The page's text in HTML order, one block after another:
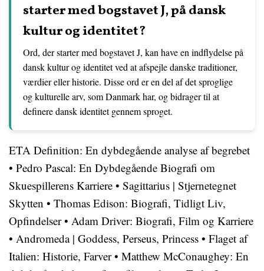
starter med bogstavet J, på dansk
kultur og identitet?
Ord, der starter med bogstavet J, kan have en indflydelse på
dansk kultur og identitet ved at afspejle danske traditioner,
værdier eller historie. Disse ord er en del af det sproglige
og kulturelle arv, som Danmark har, og bidrager til at
definere dansk identitet gennem sproget.
ETA Definition: En dybdegående analyse af begrebet
• Pedro Pascal: En Dybdegående Biografi om
Skuespillerens Karriere • Sagittarius | Stjernetegnet
Skytten • Thomas Edison: Biografi, Tidligt Liv,
Opfindelser• Adam Driver: Biografi, Film og Karriere
• Andromeda | Goddess, Perseus, Princess • Flaget af
Italien: Historie, Farver• Matthew McConaughey: En